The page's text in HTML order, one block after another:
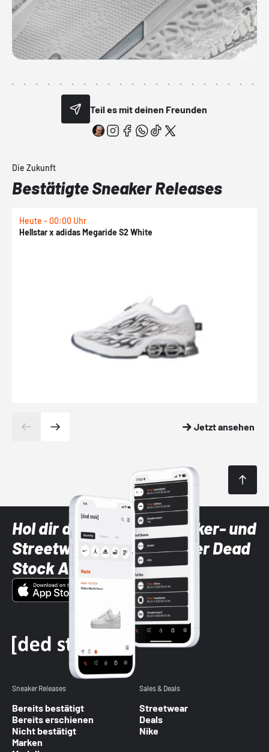
Teil es mit deinen Freunden
Die Zukunft
Bestätigte Sneaker Releases
Heute - 00:00 Uhr
Hellstar x adidas Megaride S2 White
Jetzt ansehen
Hol dir die neuesten Sneaker- und
Streetwear-Brands mit der Dead
Stock App
Sneaker Releases
Bereits bestätigt
Bereits erschienen
Nicht bestätigt
Marken
Sales & Deals
Streetwear
Deals
Nike